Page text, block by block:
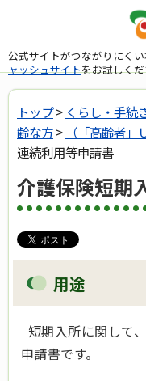
公式サイトがつながりにく
ャッシュサイトをお試しく
トップ> くらし・手続
齢な方> （「高齢者」
連続利用等申請書
介護保険短期
用途
短期入所に関して
申請書です。